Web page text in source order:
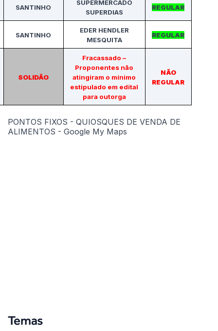
SANTINHO
SUPERMERCADO
SUPERDIAS
REGULAR
SANTINHO
EDER HENDLER
MESQUITA
REGULAR
SOLIDÃO
Fracassado –
Proponentes não
atingiram o mínimo
estipulado em edital
para outorga
NÃO
REGULAR
PONTOS FIXOS - QUIOSQUES DE VENDA DE
ALIMENTOS - Google My Maps
Temas